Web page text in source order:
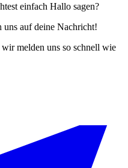
einfach Hallo sagen?
uns auf deine Nachricht!
melden uns so schnell wie